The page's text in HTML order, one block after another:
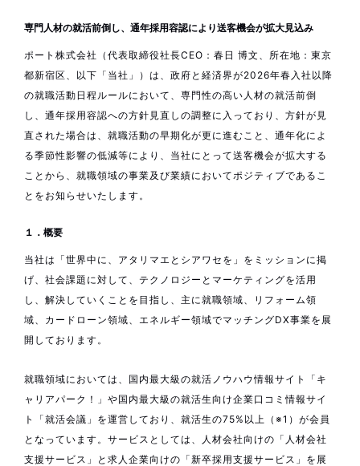
専門人材の就活前倒し、通年採用容認により送客機会が拡大見込み
ポート株式会社（代表取締役社長CEO：春日 博文、所在地：東京
都新宿区、以下「当社」）は、政府と経済界が2026年春入社以降
の就職活動日程ルールにおいて、専門性の高い人材の就活前倒
し、通年採用容認への方針見直しの調整に入っており、方針が見
直された場合は、就職活動の早期化が更に進むこと、通年化によ
る季節性影響の低減等により、当社にとって送客機会が拡大する
ことから、就職領域の事業及び業績においてポジティブであるこ
とをお知らせいたします。
１．概要
当社は「世界中に、アタリマエとシアワセを」をミッションに掲
げ、社会課題に対して、テクノロジーとマーケティングを活用
し、解決していくことを目指し、主に就職領域、リフォーム領
域、カードローン領域、エネルギー領域でマッチングDX事業を展
開しております。
就職領域においては、国内最大級の就活ノウハウ情報サイト「キ
ャリアパーク！」や国内最大級の就活生向け企業口コミ情報サイ
ト「就活会議」を運営しており、就活生の75%以上（※1）が会員
となっています。サービスとしては、人材会社向けの「人材会社
支援サービス」と求人企業向けの「新卒採用支援サービス」を展